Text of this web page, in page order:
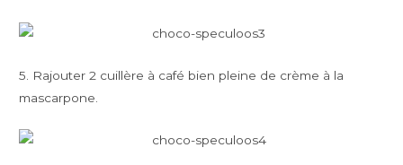
5. Rajouter 2 cuillère à café bien pleine de crème à la
mascarpone.